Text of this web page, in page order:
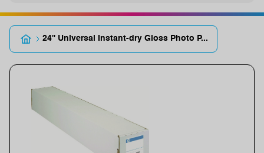
24'' Universal Instant-dry Gloss Photo P...